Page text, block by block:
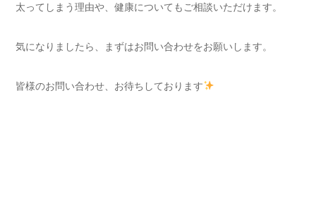
太ってしまう理由や、健康についてもご相談いただけます。
気になりましたら、まずはお問い合わせをお願いします。
皆様のお問い合わせ、お待ちしております